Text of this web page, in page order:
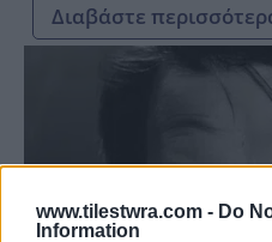
www.tilestwra.com - Do
Information
Διαβάστε